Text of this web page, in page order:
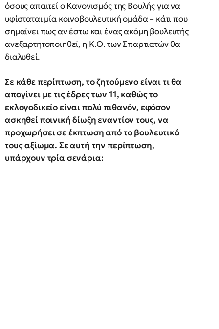
όσους απαιτεί ο Κανονισμός της Βουλής για να
υφίσταται μία κοινοβουλευτική ομάδα – κάτι που
σημαίνει πως αν έστω και ένας ακόμη βουλευτής
ανεξαρτητοποιηθεί, η Κ.Ο. των Σπαρτιατών θα
διαλυθεί.
Σε κάθε περίπτωση, το ζητούμενο είναι τι θα
απογίνει με τις έδρες των 11, καθώς το
εκλογοδικείο είναι πολύ πιθανόν, εφόσον
ασκηθεί ποινική δίωξη εναντίον τους, να
προχωρήσει σε έκπτωση από το βουλευτικό
τους αξίωμα. Σε αυτή την περίπτωση,
υπάρχουν τρία σενάρια: